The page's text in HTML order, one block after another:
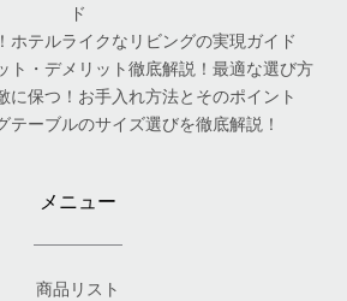
ド
ホテルライクなリビングの実現ガイド
ト・デメリット徹底解説！最適な選び方
に保つ！お手入れ方法とそのポイント
テーブルのサイズ選びを徹底解説！
メニュー
商品リスト